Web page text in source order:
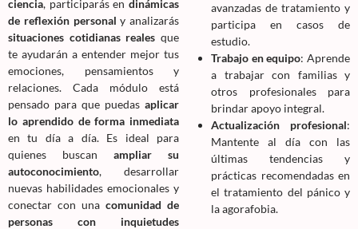
ciencia, participarás en dinámicas
de reflexión personal y analizarás
situaciones cotidianas reales que
te ayudarán a entender mejor tus
emociones, pensamientos y
relaciones. Cada módulo está
pensado para que puedas aplicar
lo aprendido de forma inmediata
en tu día a día. Es ideal para
quienes buscan ampliar su
autoconocimiento, desarrollar
nuevas habilidades emocionales y
conectar con una comunidad de
personas con inquietudes
avanzadas de tratamiento y
participa en casos de
estudio.
Trabajo en equipo: Aprende
a trabajar con familias y
otros profesionales para
brindar apoyo integral.
Actualización profesional:
Mantente al día con las
últimas tendencias y
prácticas recomendadas en
el tratamiento del pánico y
la agorafobia.